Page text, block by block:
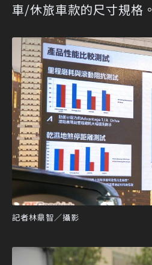
車/休旅車款的尺寸規格。
記者林鼎智／攝影